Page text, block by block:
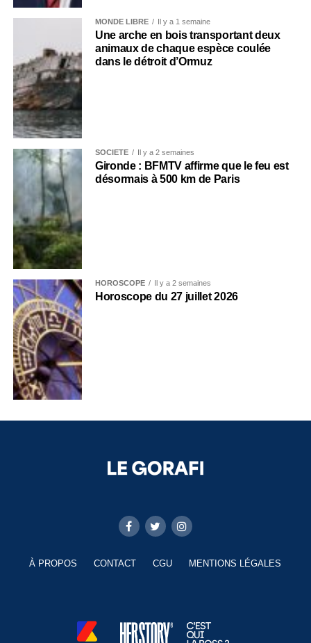
MONDE LIBRE Il y a 1 semaine
Une arche en bois transportant deux
animaux de chaque espèce coulée
dans le détroit d’Ormuz
SOCIÉTÉ Il y a 2 semaines
Gironde : BFMTV affirme que le feu est
désormais à 500 km de Paris
HOROSCOPE Il y a 2 semaines
Horoscope du 27 juillet 2026
À PROPOS CONTACT CGU MENTIONS LÉGALES